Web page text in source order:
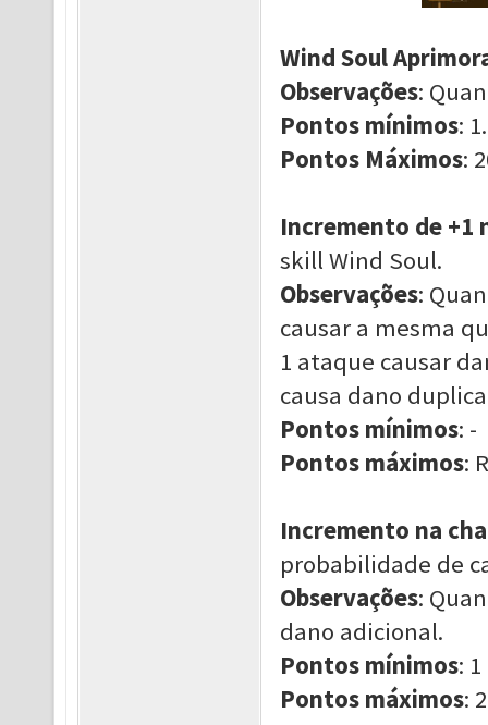
Wind Soul
Observações:
Pontos mínimos: 1.
Pontos Máximos:
Incremento de +1
skill Wind Soul.
Observações:
causar a mesma
1 ataque causar
causa dano
Pontos mínimos: -
Pontos máximos:
Incremento na
probabilidade de
Observações:
dano adicional.
Pontos mínimos: 1
Pontos máximos: